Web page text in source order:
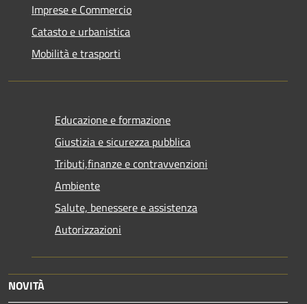
Imprese e Commercio
Catasto e urbanistica
Mobilità e trasporti
Educazione e formazione
Giustizia e sicurezza pubblica
Tributi,finanze e contravvenzioni
Ambiente
Salute, benessere e assistenza
Autorizzazioni
NOVITÀ